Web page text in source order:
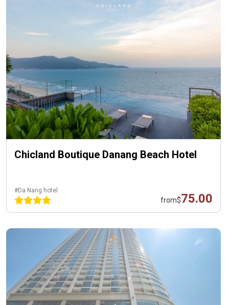
Chicland Boutique Danang Beach Hotel
#Da Nang hotel
from$75.00